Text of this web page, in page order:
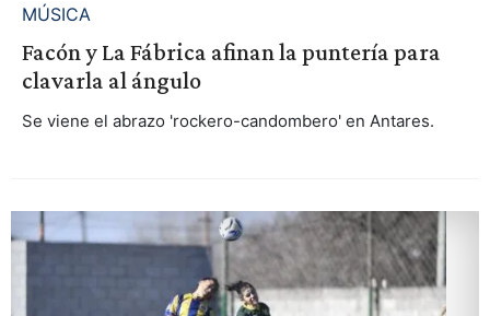
MÚSICA
Facón y La Fábrica afinan la puntería para
clavarla al ángulo
Se viene el abrazo 'rockero-candombero' en Antares.